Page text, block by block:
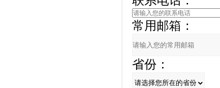
常用邮箱：
省份：